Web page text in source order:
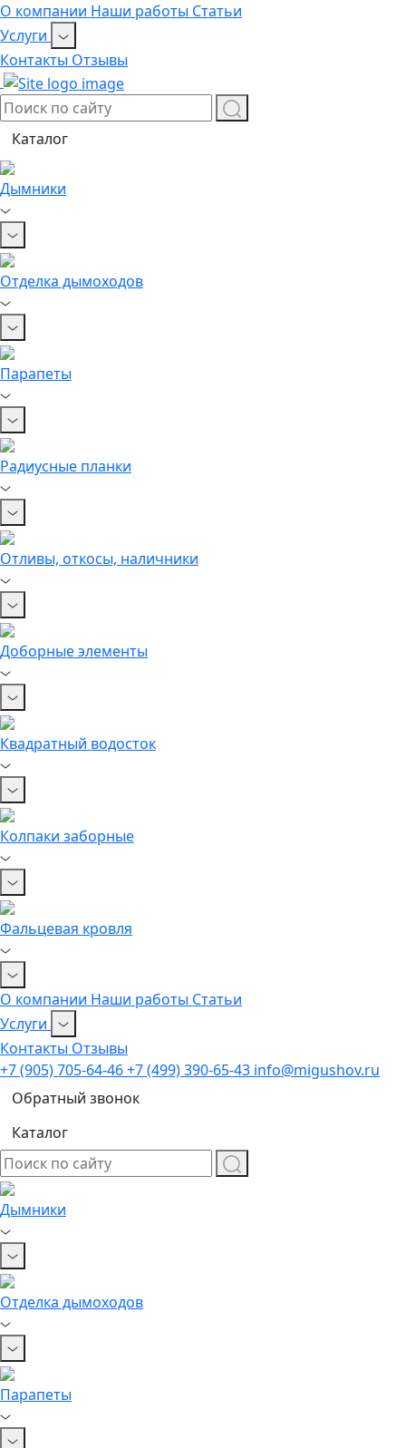
О компании Наши работы Статьи
Услуги
Контакты Отзывы
Каталог
Дымники
Отделка дымоходов
Парапеты
Радиусные планки
Отливы, откосы, наличники
Доборные элементы
Квадратный водосток
Колпаки заборные
Фальцевая кровля
О компании Наши работы Статьи
Услуги
Контакты Отзывы
+7 (905) 705-64-46+7 (499) 390-65-43 info@migushov.ru
Обратный звонок
Каталог
Дымники
Отделка дымоходов
Парапеты